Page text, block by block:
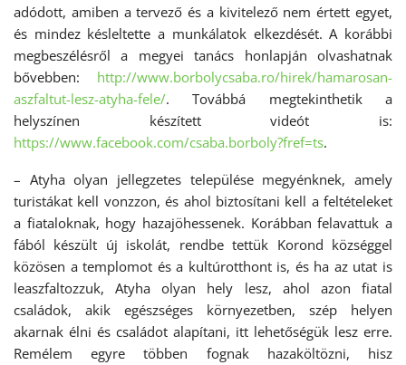
adódott, amiben a tervező és a kivitelező nem értett egyet,
és mindez késleltette a munkálatok elkezdését. A korábbi
megbeszélésről a megyei tanács honlapján olvashatnak
bővebben: http://www.borbolycsaba.ro/hirek/hamarosan-
aszfaltut-lesz-atyha-fele/. Továbbá megtekinthetik a
helyszínen készített videót is:
https://www.facebook.com/csaba.borboly?fref=ts.
– Atyha olyan jellegzetes települése megyénknek, amely
turistákat kell vonzzon, és ahol biztosítani kell a feltételeket
a fiataloknak, hogy hazajöhessenek. Korábban felavattuk a
fából készült új iskolát, rendbe tettük Korond községgel
közösen a templomot és a kultúrotthont is, és ha az utat is
leaszfaltozzuk, Atyha olyan hely lesz, ahol azon fiatal
családok, akik egészséges környezetben, szép helyen
akarnak élni és családot alapítani, itt lehetőségük lesz erre.
Remélem egyre többen fognak hazaköltözni, hisz